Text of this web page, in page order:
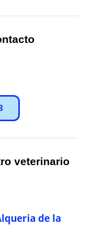
veterinario
de la